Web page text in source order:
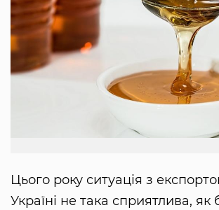
Цього року ситуація з
Україні не така сприятлива, як